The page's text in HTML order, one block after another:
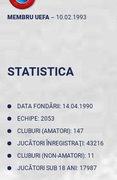
MEMBRU UEFA -- 10.02.1993
STATISTICA
DATA FONDĂRII: 14.04.1990
ECHIPE: 2053
CLUBURI (AMATORI): 147
JUCĂTORI ÎNREGISTRAŢI: 43216
CLUBURI (NON-AMATORI): 11
JUCĂTORI SUB 18 ANI: 17987